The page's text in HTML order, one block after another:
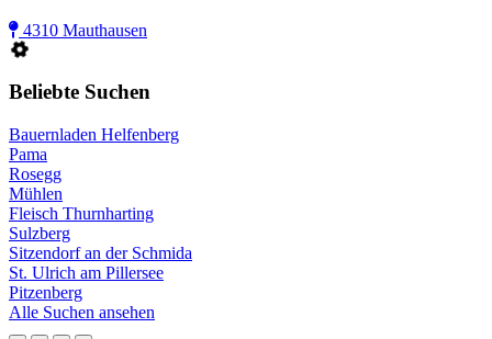
4310 Mauthausen
Beliebte Suchen
Bauernladen Helfenberg
Pama
Rosegg
Mühlen
Fleisch Thurnharting
Sulzberg
Sitzendorf an der Schmida
St. Ulrich am Pillersee
Pitzenberg
Alle Suchen ansehen